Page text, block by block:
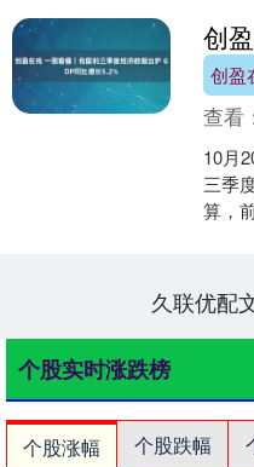
版规
创盈
查看
10月
三季
算，
久联优配
个股实时涨跌榜
个股涨幅 个股跌幅